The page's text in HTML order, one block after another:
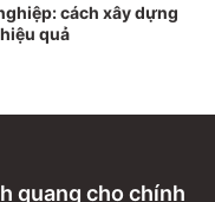
cách xây dựng
quả
quang cho chính